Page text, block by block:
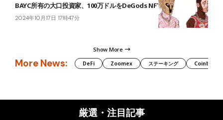
BAYC所有の大口投資家、100万ドルをDeGods NFTに投入
2024年10月17日 17時47分
Show More
More News: DeFi Zoomex ステーキング Coinbase
厳選・注目記事